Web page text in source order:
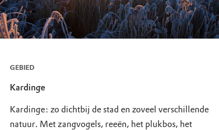
GEBIED
Kardinge
Kardinge: zo dichtbij de stad en zoveel verschillende
natuur. Met zangvogels, reeën, het plukbos, het